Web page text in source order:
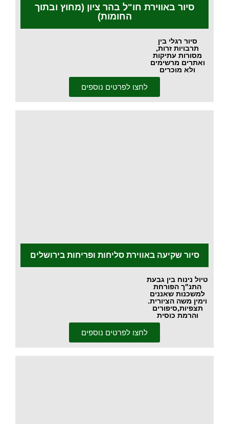
סיור באווירת חו"ל בהר ציון (מחוץ ובתוך
החומות)
סיור רגלי בין
תרבויות זרות,
מסורות עתיקות
ואתרים מרשימים
ולא מוכרים
לחצו לפרטים נוספים
סיור שקיעה באווירת סליחות ופריחות בירושלים
טיול נינוח בין גבעת
התנ"ך הפורחת
למשכנות שאננים
וימין משה הציורית.
תצפיות,סיפורים
והרמת כוסית
לחצו לפרטים נוספים